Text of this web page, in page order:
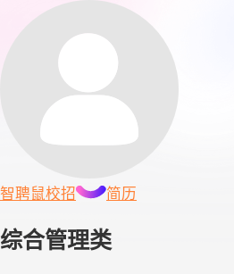
智聘鼠校招 简历
综合管理类